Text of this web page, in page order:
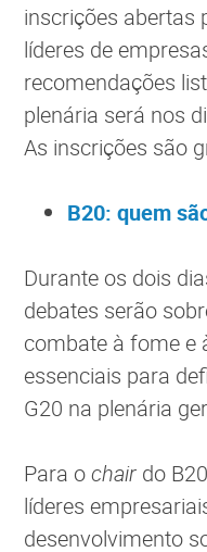
inscrições abertas
líderes de
recomendações
plenária será nos
As inscrições são
B20: quem
Durante os dois
debates serão
combate à fome e
essenciais para
G20 na plenária
Para ochair do
líderes
desenvolvimento